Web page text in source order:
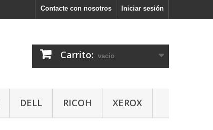
Iniciar sesión
Contacte con nosotros
Carrito: vacío
DELL RICOH XEROX